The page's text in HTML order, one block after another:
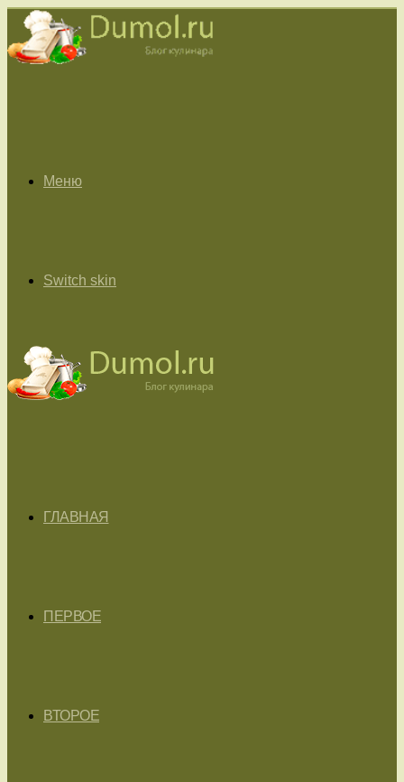
Меню
Switch skin
ГЛАВНАЯ
ПЕРВОЕ
ВТОРОЕ